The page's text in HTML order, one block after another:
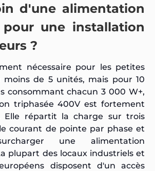
d'une alimentation
une installation
?
nécessaire pour les petites
moins de 5 unités, mais pour 10
consommant chacun 3 000 W+,
triphasée 400V est fortement
Elle répartit la charge sur trois
courant de pointe par phase et
une alimentation
plupart des locaux industriels et
disposent d'un accès